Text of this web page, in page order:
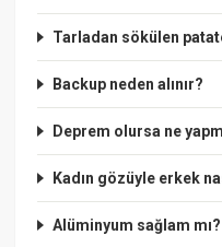
Tarladan sökülen
Backup neden alınır?
Deprem olursa ne
Kadın gözüyle erkek
Alüminyum sağlam mı?